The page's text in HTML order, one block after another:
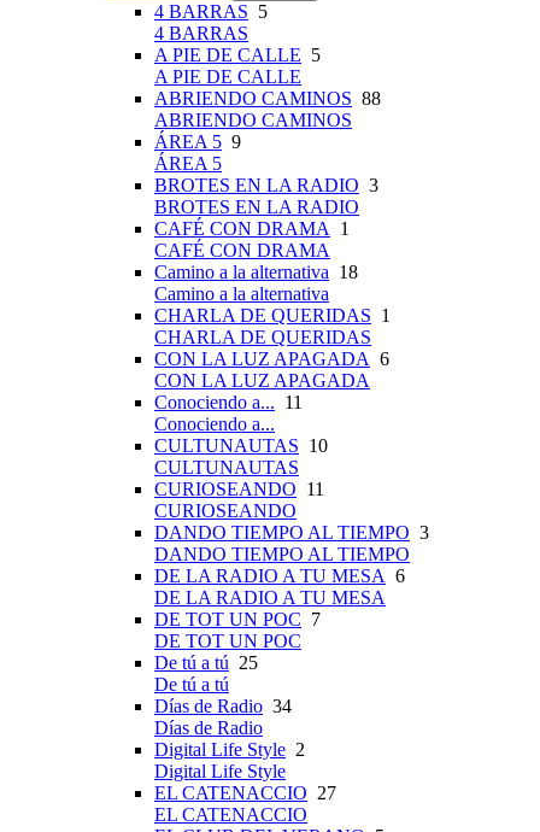
4 BARRAS 5
4 BARRAS
A PIE DE CALLE 5
A PIE DE CALLE
ABRIENDO CAMINOS 88
ABRIENDO CAMINOS
ÁREA 5 9
ÁREA 5
BROTES EN LA RADIO 3
BROTES EN LA RADIO
CAFÉ CON DRAMA 1
CAFÉ CON DRAMA
Camino a la alternativa 18
Camino a la alternativa
CHARLA DE QUERIDAS 1
CHARLA DE QUERIDAS
CON LA LUZ APAGADA 6
CON LA LUZ APAGADA
Conociendo a... 11
Conociendo a...
CULTUNAUTAS 10
CULTUNAUTAS
CURIOSEANDO 11
CURIOSEANDO
DANDO TIEMPO AL TIEMPO 3
DANDO TIEMPO AL TIEMPO
DE LA RADIO A TU MESA 6
DE LA RADIO A TU MESA
DE TOT UN POC 7
DE TOT UN POC
De tú a tú 25
De tú a tú
Días de Radio 34
Días de Radio
Digital Life Style 2
Digital Life Style
EL CATENACCIO 27
EL CATENACCIO